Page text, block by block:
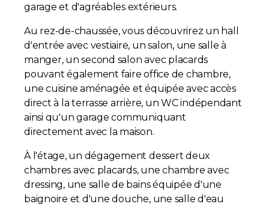
garage et d'agréables extérieurs.
Au rez-de-chaussée, vous découvrirez un hall
d'entrée avec vestiaire, un salon, une salle à
manger, un second salon avec placards
pouvant également faire office de chambre,
une cuisine aménagée et équipée avec accès
direct à la terrasse arrière, un WC indépendant
ainsi qu'un garage communiquant
directement avec la maison.
À l'étage, un dégagement dessert deux
chambres avec placards, une chambre avec
dressing, une salle de bains équipée d'une
baignoire et d'une douche, une salle d'eau